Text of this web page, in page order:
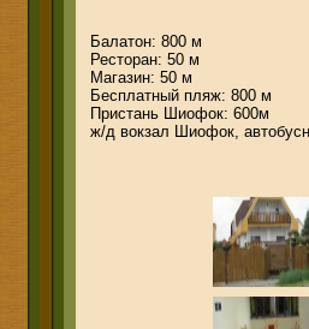
Балатон: 800 м
Ресторан: 50 м
Магазин: 50 м
Бесплатный пляж: 800 м
Пристань Шиофок: 600м
ж/д вокзал Шиофок,